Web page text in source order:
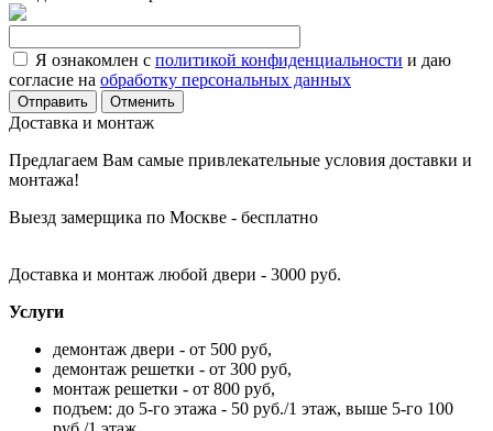
Я ознакомлен с политикой конфиденциальности и даю
согласие на обработку персональных данных
Отменить
Доставка и монтаж
Предлагаем Вам самые привлекательные условия доставки и
монтажа!
Выезд замерщика по Москве - бесплатно
Доставка и монтаж любой двери - 3000 руб.
Услуги
демонтаж двери - от 500 руб,
демонтаж решетки - от 300 руб,
монтаж решетки - от 800 руб,
подъем: до 5-го этажа - 50 руб./1 этаж, выше 5-го 100